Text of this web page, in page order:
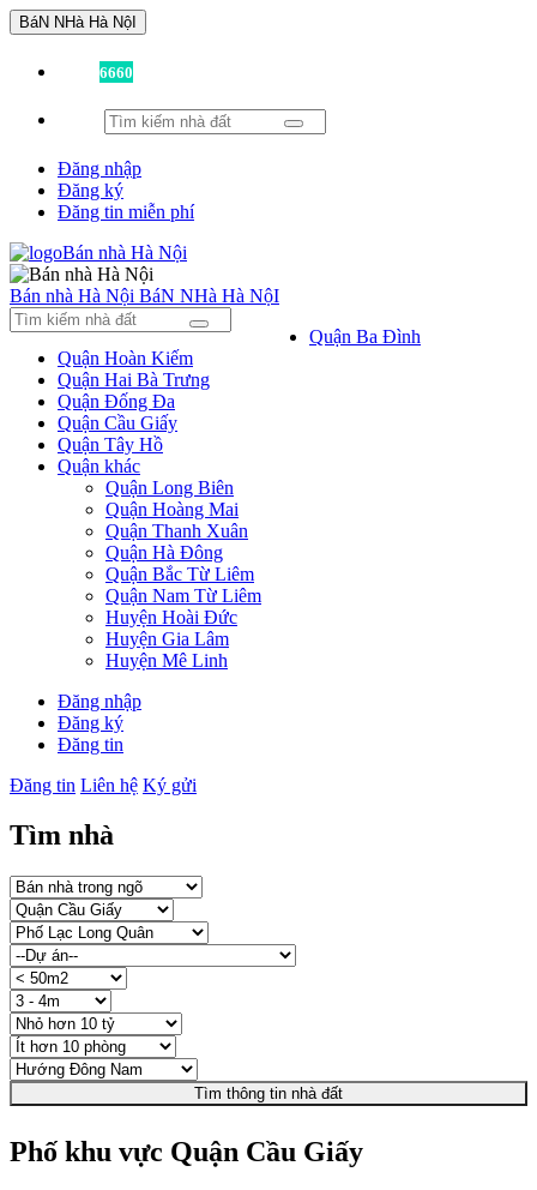
BáN NHà Hà NộI
6660
Đăng nhập
Đăng ký
Đăng tin miễn phí
Bán nhà Hà Nội BáN NHà Hà NộI
Quận Ba Đình
Quận Hoàn Kiếm
Quận Hai Bà Trưng
Quận Đống Đa
Quận Cầu Giấy
Quận Tây Hồ
Quận khác
Quận Long Biên
Quận Hoàng Mai
Quận Thanh Xuân
Quận Hà Đông
Quận Bắc Từ Liêm
Quận Nam Từ Liêm
Huyện Hoài Đức
Huyện Gia Lâm
Huyện Mê Linh
Đăng nhập
Đăng ký
Đăng tin
Đăng tin Liên hệ Ký gửi
Tìm nhà
Tìm thông tin nhà đất
Phố khu vực Quận Cầu Giấy